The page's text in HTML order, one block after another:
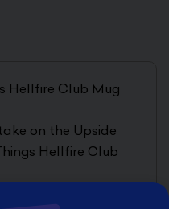
Hellfire Club Mug
on the Upside
Hellfire Club